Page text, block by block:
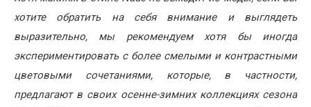
хотите обратить на себя внимание и выглядеть
выразительно, мы рекомендуем хотя бы иногда
экспериментировать с более смелыми и контрастными
цветовыми сочетаниями, которые, в частности,
предлагают в своих осенне-зимних коллекциях сезона